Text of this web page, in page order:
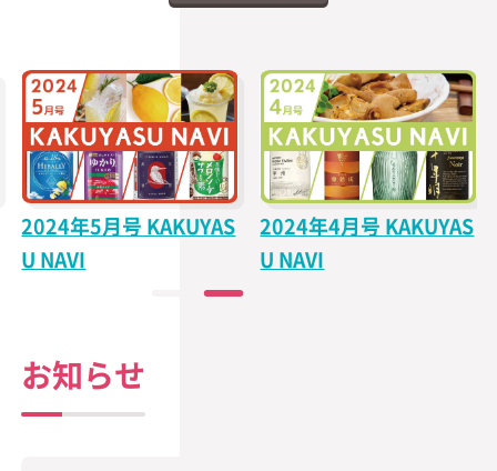
2024年5月号 KAKUYAS
U NAVI
2024年4月号 KAKUYAS
U NAVI
お知らせ